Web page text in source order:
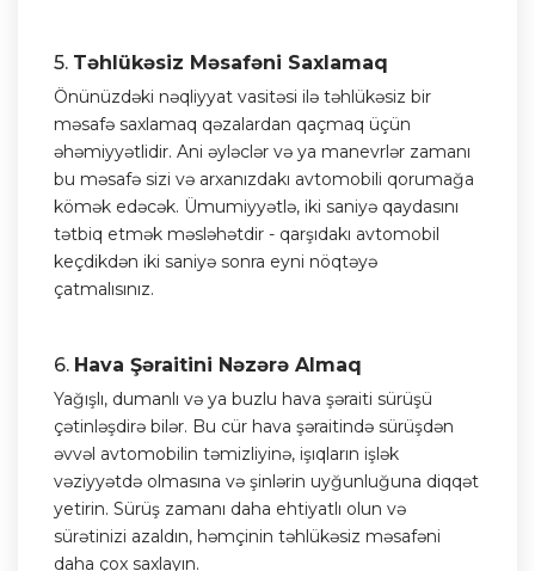
5. Təhlükəsiz Məsafəni Saxlamaq
Önünüzdəki nəqliyyat vasitəsi ilə təhlükəsiz bir
məsafə saxlamaq qəzalardan qaçmaq üçün
əhəmiyyətlidir. Ani əyləclər və ya manevrlər zamanı
bu məsafə sizi və arxanızdakı avtomobili qorumağa
kömək edəcək. Ümumiyyətlə, iki saniyə qaydasını
tətbiq etmək məsləhətdir - qarşıdakı avtomobil
keçdikdən iki saniyə sonra eyni nöqtəyə
çatmalısınız.
6. Hava Şəraitini Nəzərə Almaq
Yağışlı, dumanlı və ya buzlu hava şəraiti sürüşü
çətinləşdirə bilər. Bu cür hava şəraitində sürüşdən
əvvəl avtomobilin təmizliyinə, işıqların işlək
vəziyyətdə olmasına və şinlərin uyğunluğuna diqqət
yetirin. Sürüş zamanı daha ehtiyatlı olun və
sürətinizi azaldın, həmçinin təhlükəsiz məsafəni
daha çox saxlayın.